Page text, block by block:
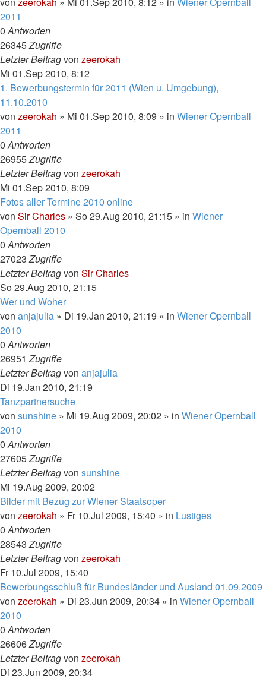
2011
0Antworten
26345Zugriffe
Letzter Beitragvon zeerokah
Mi 01.Sep 2010, 8:12
1. Bewerbungstermin für 2011 (Wien u. Umgebung),
11.10.2010
von zeerokah » Mi 01.Sep 2010, 8:09 » in Wiener Opernball
2011
0Antworten
26955Zugriffe
Letzter Beitragvon zeerokah
Mi 01.Sep 2010, 8:09
Fotos aller Termine 2010 online
von Sir Charles » So 29.Aug 2010, 21:15 » in Wiener
Opernball 2010
0Antworten
27023Zugriffe
Letzter Beitragvon Sir Charles
So 29.Aug 2010, 21:15
Wer und Woher
von anjajulia » Di 19.Jan 2010, 21:19 » in Wiener Opernball
2010
0Antworten
26951Zugriffe
Letzter Beitragvon anjajulia
Di 19.Jan 2010, 21:19
Tanzpartnersuche
von sunshine » Mi 19.Aug 2009, 20:02 » in Wiener Opernball
2010
0Antworten
27605Zugriffe
Letzter Beitragvon sunshine
Mi 19.Aug 2009, 20:02
Bilder mit Bezug zur Wiener Staatsoper
von zeerokah » Fr 10.Jul 2009, 15:40 » in Lustiges
0Antworten
28543Zugriffe
Letzter Beitragvon zeerokah
Fr 10.Jul 2009, 15:40
Bewerbungsschluß für Bundesländer und Ausland 01.09.2009
von zeerokah » Di 23.Jun 2009, 20:34 » in Wiener Opernball
2010
0Antworten
26606Zugriffe
Letzter Beitragvon zeerokah
Di 23.Jun 2009, 20:34